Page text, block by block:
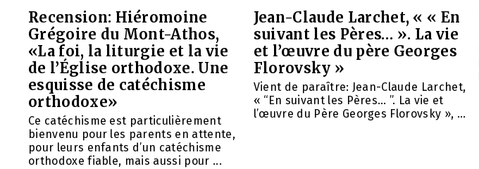
Recension: Hiéromoine
Grégoire du Mont-Athos,
«La foi, la liturgie et la vie
de l’Église orthodoxe. Une
esquisse de catéchisme
orthodoxe»
Ce catéchisme est particulièrement
bienvenu pour les parents en attente,
pour leurs enfants d’un catéchisme
orthodoxe fiable, mais aussi pour ...
Jean-Claude Larchet, « « En
suivant les Pères… ». La vie
et l’œuvre du père Georges
Florovsky »
Vient de paraître: Jean-Claude Larchet,
« “En suivant les Pères… ”. La vie et
l’œuvre du Père Georges Florovsky », ...